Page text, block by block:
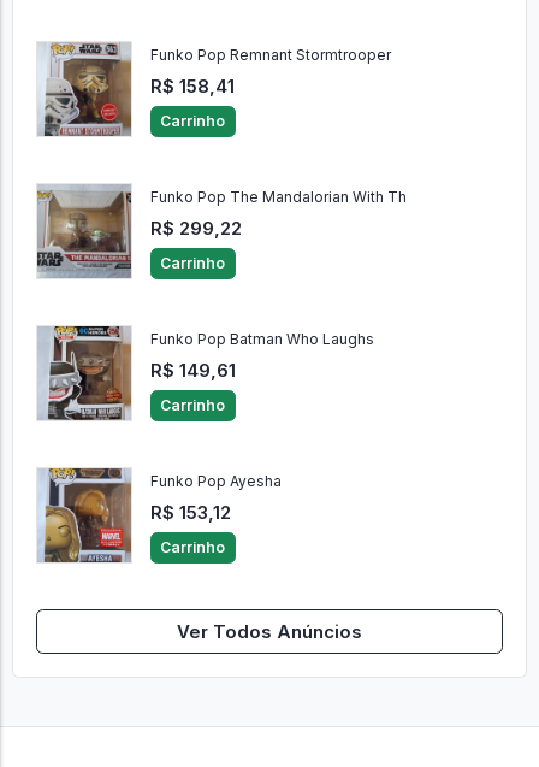
Funko Pop Remnant Stormtrooper
R$ 158,41
Carrinho
Funko Pop The Mandalorian With Th
R$ 299,22
Carrinho
Funko Pop Batman Who Laughs
R$ 149,61
Carrinho
Funko Pop Ayesha
R$ 153,12
Carrinho
Ver Todos Anúncios